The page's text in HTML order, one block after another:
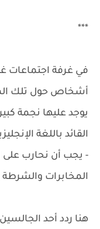
***
في غرفة اجتماعات
أشخاص حول تلك
يوجد عليها نجمة
القائد باللغة
- يجب أن نحارب على
المخابرات والشرطة
هنا ردد أحد